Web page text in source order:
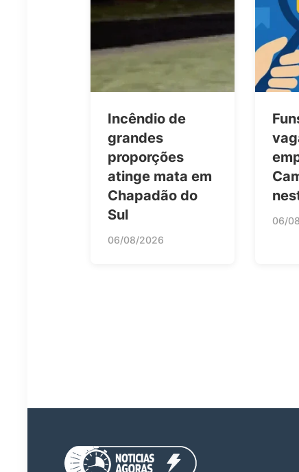
Incêndio de
grandes
proporções
atinge mata em
Chapadão do
Sul
06/08/2026
06/